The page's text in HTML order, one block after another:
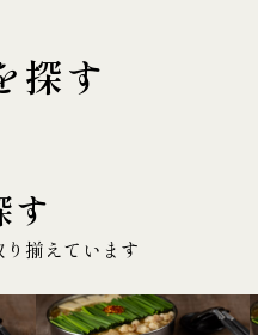
探す
す
揃えています